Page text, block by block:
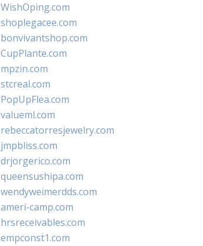
WishOping.com
shoplegacee.com
bonvivantshop.com
CupPlante.com
mpzin.com
stcreal.com
PopUpFlea.com
valueml.com
rebeccatorresjewelry.com
jmpbliss.com
drjorgerico.com
queensushipa.com
wendyweimerdds.com
ameri-camp.com
hrsreceivables.com
empconst1.com